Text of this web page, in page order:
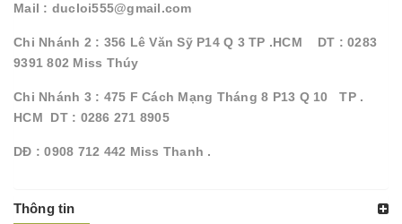
Mail : ducloi555@gmail.com
Chi Nhánh 2 : 356 Lê Văn Sỹ P14 Q 3 TP .HCM DT : 0283
9391 802 Miss Thúy
Chi Nhánh 3 : 475 F Cách Mạng Tháng 8 P13 Q 10 TP .
HCM DT : 0286 271 8905
DĐ : 0908 712 442 Miss Thanh .
Thông tin